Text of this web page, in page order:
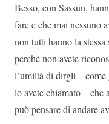
Besso, con Sassun,
fare e che mai nessuno
non tutti hanno la
perché non avete
l’umiltà di dirgli –
lo avete chiamato – che
può pensare di andare